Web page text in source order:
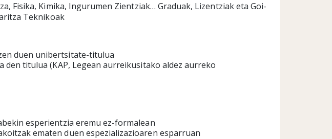
Fisika, Kimika, Ingurumen Zientziak… Graduak, Lizentziak eta Goi-
Teknikoak
duen unibertsitate-titulua
den titulua (KAP, Legean aurreikusitako aldez aurreko
esperientzia eremu ez-formalean
ematen duen espezializazioaren esparruan